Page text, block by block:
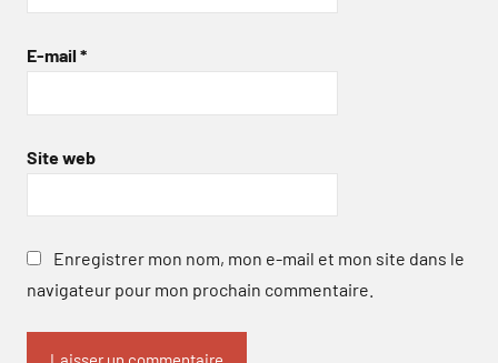
E-mail *
Site web
Enregistrer mon nom, mon e-mail et mon site dans le
navigateur pour mon prochain commentaire.